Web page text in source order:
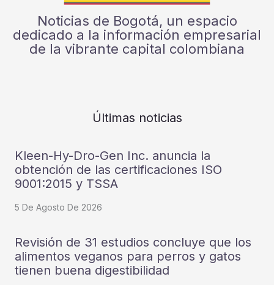
Noticias de Bogotá, un espacio
dedicado a la información empresarial
de la vibrante capital colombiana
Últimas noticias
Kleen-Hy-Dro-Gen Inc. anuncia la
obtención de las certificaciones ISO
9001:2015 y TSSA
5 De Agosto De 2026
Revisión de 31 estudios concluye que los
alimentos veganos para perros y gatos
tienen buena digestibilidad